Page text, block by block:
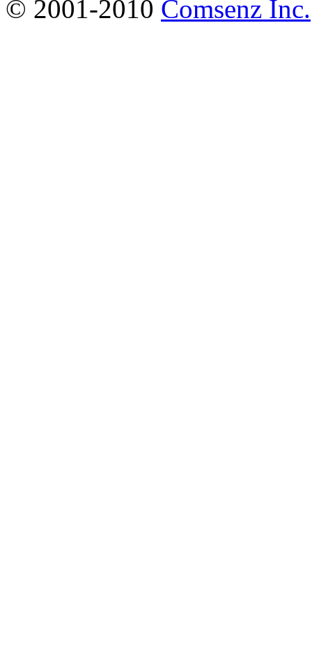
© 2001-2010 Comsenz Inc.